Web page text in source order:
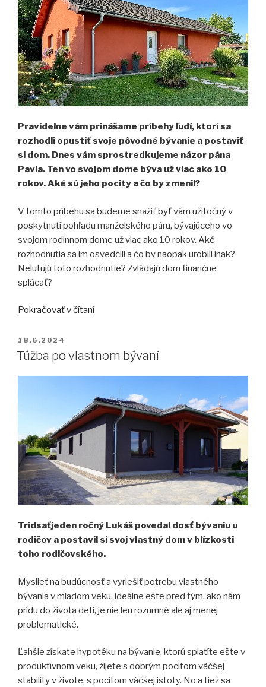
Pravidelne vám prinášame príbehy ľudí, ktorí sa
rozhodli opustiť svoje pôvodné bývanie a postaviť
si dom. Dnes vám sprostredkujeme názor pána
Pavla. Ten vo svojom dome býva už viac ako 10
rokov. Aké sú jeho pocity a čo by zmenil?
V tomto príbehu sa budeme snažiť byť vám užitočný v
poskytnutí pohľadu manželského páru, bývajúceho vo
svojom rodinnom dome už viac ako 10 rokov. Aké
rozhodnutia sa im osvedčili a čo by naopak urobili inak?
Nelutujú toto rozhodnutie? Zvládajú dom finančne
splácať?
Pokračovať v čítaní„Bývanie
dome
rokoch“
PUBLIKOVANÉ
18.6.2024
Túžba po vlastnom bývaní
Tridsaťjeden ročný Lukáš povedal dosť bývaniu u
rodičov a postavil si svoj vlastný dom v blízkosti
toho rodičovského.
Myslieť na budúcnosť a vyriešiť potrebu vlastného
bývania v mladom veku, ideálne ešte pred tým, ako nám
prídu do života deti, je nie len rozumné ale aj menej
problematické.
Ľahšie získate hypotéku na bývanie, ktorú splatíte ešte v
produktívnom veku, žijete s dobrým pocitom väčšej
stability v živote, s pocitom väčšej istoty. No a tiež sa